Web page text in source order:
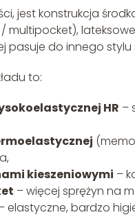
jest konstrukcja
multipocket),
pasuje do innego stylu
to:
HR –
kieszeniowymi –
– więcej sprężyn na
elastyczne, bardzo